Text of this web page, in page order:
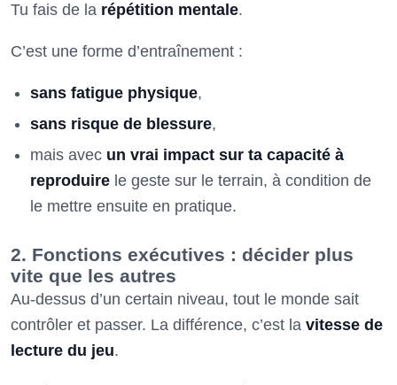
Tu fais de la répétition mentale.
C’est une forme d’entraînement :
sans fatigue physique,
sans risque de blessure,
mais avec un vrai impact sur ta capacité à
reproduire le geste sur le terrain, à condition de
le mettre ensuite en pratique.
2. Fonctions exécutives : décider plus
vite que les autres
Au-dessus d’un certain niveau, tout le monde sait
contrôler et passer. La différence, c’est la vitesse de
lecture du jeu.